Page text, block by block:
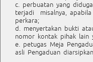
c. perbuatan yang
terjadi misalnya, apabila
perkara;
d. menyertakan bukti
nomor kontak pihak lain
e. petugas Meja
asli Pengaduan